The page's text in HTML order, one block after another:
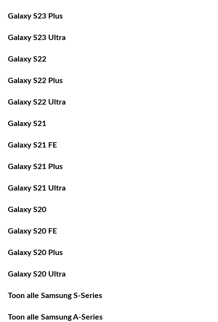
Galaxy S23 Plus
Galaxy S23 Ultra
Galaxy S22
Galaxy S22 Plus
Galaxy S22 Ultra
Galaxy S21
Galaxy S21 FE
Galaxy S21 Plus
Galaxy S21 Ultra
Galaxy S20
Galaxy S20 FE
Galaxy S20 Plus
Galaxy S20 Ultra
Toon alle Samsung S-Series
Toon alle Samsung A-Series